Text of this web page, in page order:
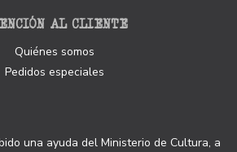
AL CLIENTE
Quiénes somos
Pedidos especiales
una ayuda del Ministerio de Cultura, a